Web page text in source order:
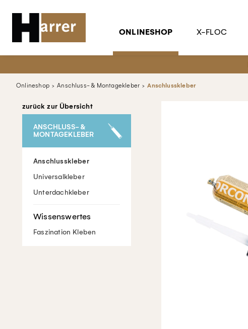
ONLINESHOP X-FLOC
Onlineshop Anschluss- & Montagekleber Anschlusskleber
zurück zur Übersicht
ANSCHLUSS- &
MONTAGEKLEBER
Anschlusskleber
Universalkleber
Unterdachkleber
Faszination Kleben